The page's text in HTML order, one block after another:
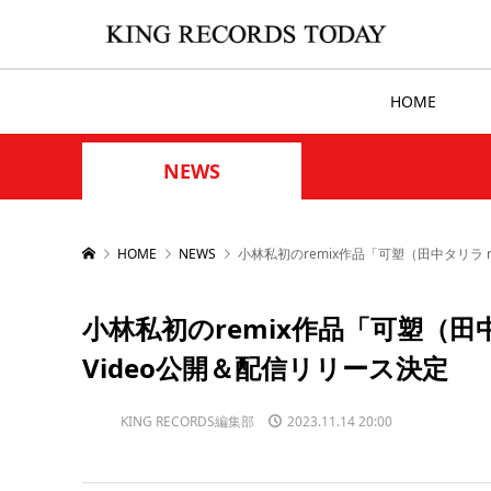
HOME
NEWS
HOME NEWS 小林私初のremix作品「可塑（田中タリ
小林私初のremix作品「可塑（
Video公開＆配信リリース決定
KING RECORDS編集部 2023.11.14 20:00